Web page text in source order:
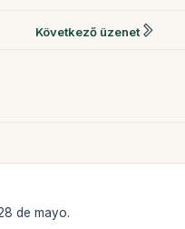
Következő üzenet
de mayo.